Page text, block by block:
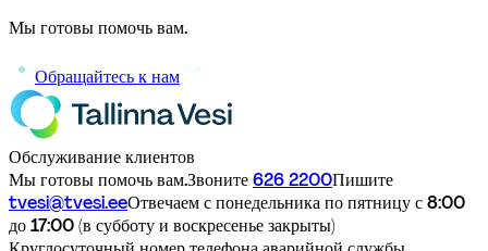
Мы готовы помочь вам.
Обращайтесь к нам
Обслуживание клиентов
Мы готовы помочь вам.Звоните 626 2200Пишите
tvesi@tvesi.eeОтвечаем с понедельника по пятницу с 8:00
до 17:00 (в субботу и воскресенье закрыты)